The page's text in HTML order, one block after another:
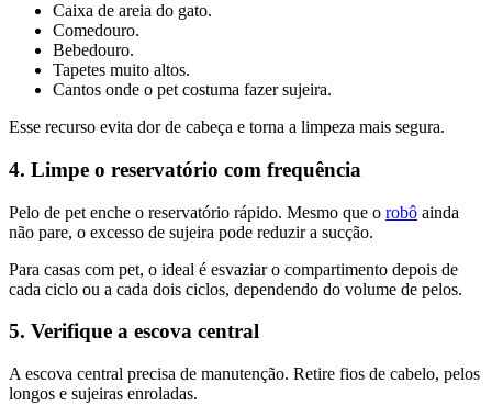
Caixa de areia do gato.
Comedouro.
Bebedouro.
Tapetes muito altos.
Cantos onde o pet costuma fazer sujeira.
Esse recurso evita dor de cabeça e torna a limpeza mais segura.
4. Limpe o reservatório com frequência
Pelo de pet enche o reservatório rápido. Mesmo que o robô ainda
não pare, o excesso de sujeira pode reduzir a sucção.
Para casas com pet, o ideal é esvaziar o compartimento depois de
cada ciclo ou a cada dois ciclos, dependendo do volume de pelos.
5. Verifique a escova central
A escova central precisa de manutenção. Retire fios de cabelo, pelos
longos e sujeiras enroladas.